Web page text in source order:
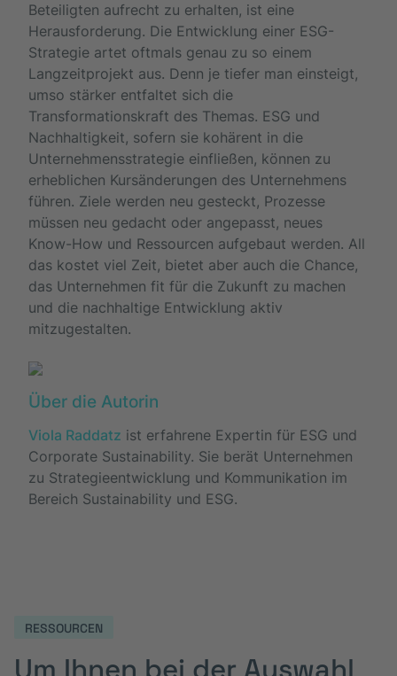
Beteiligten aufrecht zu erhalten, ist eine
Herausforderung. Die Entwicklung einer ESG-
Strategie artet oftmals genau zu so einem
Langzeitprojekt aus. Denn je tiefer man einsteigt,
umso stärker entfaltet sich die
Transformationskraft des Themas. ESG und
Nachhaltigkeit, sofern sie kohärent in die
Unternehmensstrategie einfließen, können zu
erheblichen Kursänderungen des Unternehmens
führen. Ziele werden neu gesteckt, Prozesse
müssen neu gedacht oder angepasst, neues
Know-How und Ressourcen aufgebaut werden. All
das kostet viel Zeit, bietet aber auch die Chance,
das Unternehmen fit für die Zukunft zu machen
und die nachhaltige Entwicklung aktiv
mitzugestalten.
Über die Autorin
Viola Raddatz ist erfahrene Expertin für ESG und
Corporate Sustainability. Sie berät Unternehmen
zu Strategieentwicklung und Kommunikation im
Bereich Sustainability und ESG.
RESSOURCEN
Um Ihnen bei der Auswahl